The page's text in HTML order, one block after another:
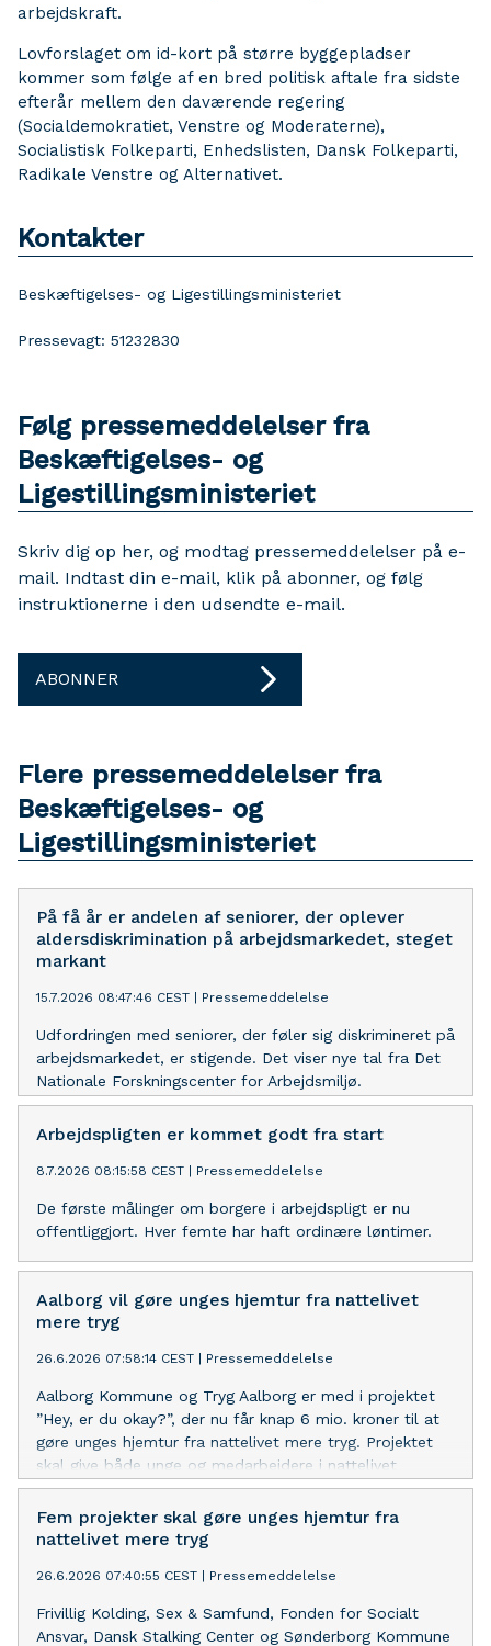
arbejdskraft.
Lovforslaget om id-kort på større byggepladser
kommer som følge af en bred politisk aftale fra sidste
efterår mellem den daværende regering
(Socialdemokratiet, Venstre og Moderaterne),
Socialistisk Folkeparti, Enhedslisten, Dansk Folkeparti,
Radikale Venstre og Alternativet.
Kontakter
Beskæftigelses- og Ligestillingsministeriet
Pressevagt: 51232830
Følg pressemeddelelser fra
Beskæftigelses- og
Ligestillingsministeriet
Skriv dig op her, og modtag pressemeddelelser på e-
mail. Indtast din e-mail, klik på abonner, og følg
instruktionerne i den udsendte e-mail.
ABONNER
Flere pressemeddelelser fra
Beskæftigelses- og
Ligestillingsministeriet
På få år er andelen af seniorer, der oplever
aldersdiskrimination på arbejdsmarkedet, steget
markant
15.7.2026 08:47:46 CEST Pressemeddelelse
Udfordringen med seniorer, der føler sig diskrimineret på
arbejdsmarkedet, er stigende. Det viser nye tal fra Det
Nationale Forskningscenter for Arbejdsmiljø.
Arbejdspligten er kommet godt fra start
8.7.2026 08:15:58 CEST Pressemeddelelse
De første målinger om borgere i arbejdspligt er nu
offentliggjort. Hver femte har haft ordinære løntimer.
Aalborg vil gøre unges hjemtur fra nattelivet
mere tryg
26.6.2026 07:58:14 CEST Pressemeddelelse
Aalborg Kommune og Tryg Aalborg er med i projektet
”Hey, er du okay?”, der nu får knap 6 mio. kroner til at
gøre unges hjemtur fra nattelivet mere tryg. Projektet
skal give både unge og medarbejdere i nattelivet
konkrete redskaber til at forebygge og håndtere utrygge
situationer.
Fem projekter skal gøre unges hjemtur fra
nattelivet mere tryg
26.6.2026 07:40:55 CEST Pressemeddelelse
Frivillig Kolding, Sex & Samfund, Fonden for Socialt
Ansvar, Dansk Stalking Center og Sønderborg Kommune